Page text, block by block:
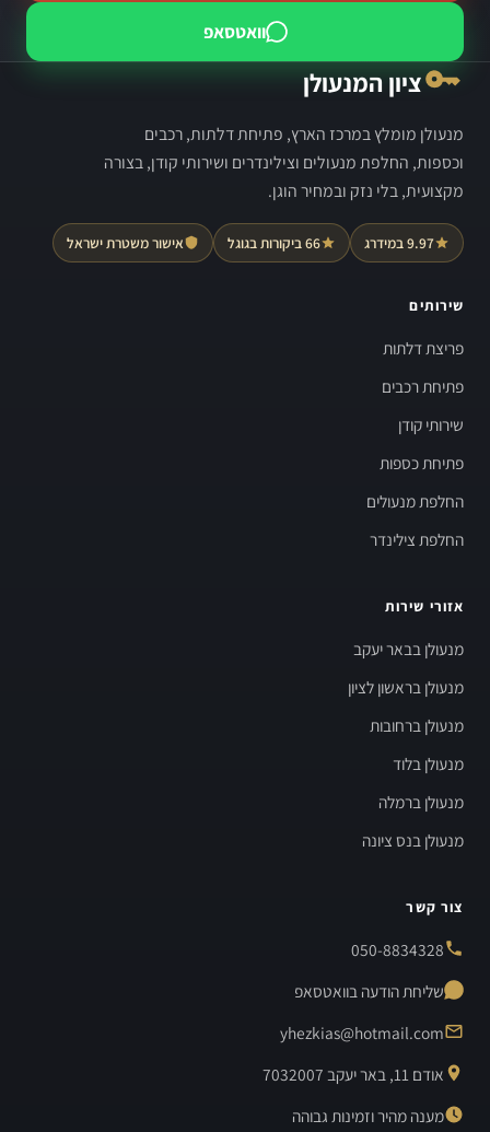
וואטסאפ
ציון המנעולן
מנעולן מומלץ במרכז הארץ, פתיחת דלתות, רכבים
וכספות, החלפת מנעולים וצילינדרים ושירותי קודן, בצורה
מקצועית, בלי נזק ובמחיר הוגן.
9.97 במידרג 66 ביקורות בגוגל אישור משטרת ישראל
שירותים
פריצת דלתות
פתיחת רכבים
שירותי קודן
פתיחת כספות
החלפת מנעולים
החלפת צילינדר
אזורי שירות
מנעולן בבאר יעקב
מנעולן בראשון לציון
מנעולן ברחובות
מנעולן בלוד
מנעולן ברמלה
מנעולן בנס ציונה
צור קשר
050-8834328
שליחת הודעה בוואטסאפ
yhezkias@hotmail.com
אודם 11, באר יעקב 7032007
מענה מהיר וזמינות גבוהה